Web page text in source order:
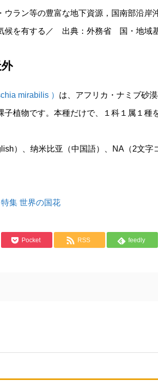
ラン等の豊富な地下資源，国南部沿岸
候を有する／ 出典：外務省 国・地域
mirabilis ） は、アフリカ・ナミブ砂漠
植物です。本種だけで、１科１属１種
）、纳米比亚（中国語）、NA（2文字
集 世界の国花
Pocket RSS feedly